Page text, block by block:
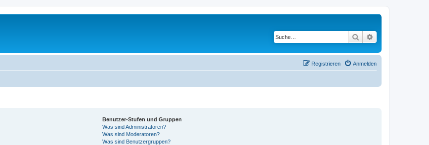
Suche
Anmelden
Registrieren
Benutzer-Stufen und Gruppen
Was sind Administratoren?
Was sind Moderatoren?
Was sind Benutzergruppen?